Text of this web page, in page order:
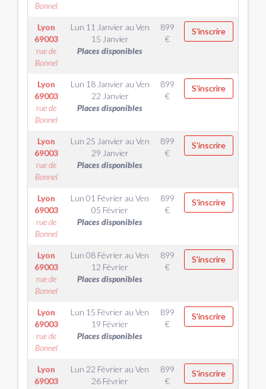
Bonnel
Lyon
69003
rue de
Bonnel
Lun 11 Janvier au Ven
15 Janvier
Places disponibles
899
€
S'inscrire
Lyon
69003
rue de
Bonnel
Lun 18 Janvier au Ven
22 Janvier
Places disponibles
899
€
S'inscrire
Lyon
69003
rue de
Bonnel
Lun 25 Janvier au Ven
29 Janvier
Places disponibles
899
€
S'inscrire
Lyon
69003
rue de
Bonnel
Lun 01 Février au Ven
05 Février
Places disponibles
899
€
S'inscrire
Lyon
69003
rue de
Bonnel
Lun 08 Février au Ven
12 Février
Places disponibles
899
€
S'inscrire
Lyon
69003
rue de
Bonnel
Lun 15 Février au Ven
19 Février
Places disponibles
899
€
S'inscrire
Lyon
69003
Lun 22 Février au Ven
26 Février
899
€
S'inscrire